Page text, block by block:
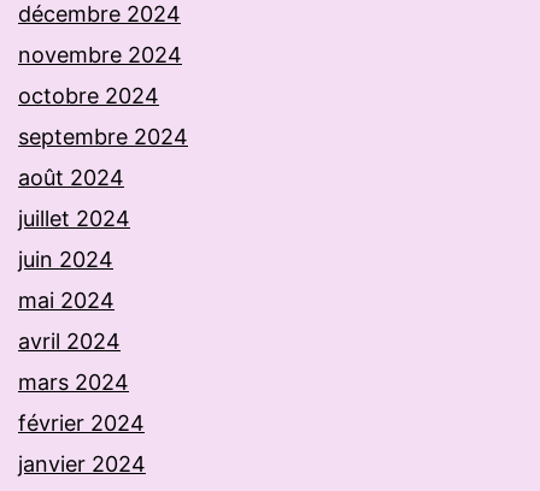
décembre 2024
novembre 2024
octobre 2024
septembre 2024
août 2024
juillet 2024
juin 2024
mai 2024
avril 2024
mars 2024
février 2024
janvier 2024